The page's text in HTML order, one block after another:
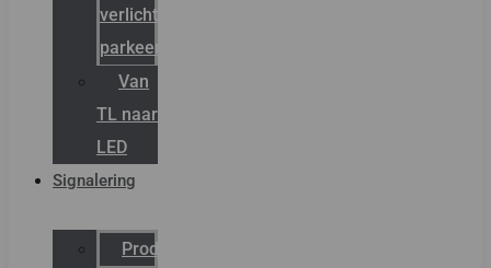
verlichting
parkeergarage
Van
TL naar
LED
Signalering
Productcatalogus